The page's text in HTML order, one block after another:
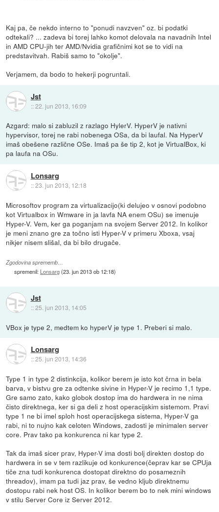
Kaj pa, če nekdo interno to "ponudi navzven" oz. bi podatki
odtekali? ... zadeva bi torej lahko komot delovala na navadnih Intel
in AMD CPU-jih ter AMD/Nvidia grafičnimi kot se to vidi na
predstavitvah. Rabiš samo to "okolje".
Verjamem, da bodo to hekerji pogruntali.
Jst
::22. jun 2013, 16:09
Azgard: malo si zabluzil z razlago HylerV. HyperV je nativni
hypervisor, torej ne rabi nobenega OSa, da bi laufal. Na HyperV
imaš obešene različne OSe. Imaš pa še tip 2, kot je VirtualBox, ki
pa laufa na OSu.
Lonsarg
::23. jun 2013, 12:18
Microsoftov program za virtualizacijo(ki delujeo v osnovi podobno
kot Virtualbox in Wmware in ja lavfa NA enem OSu) se imenuje
Hyper-V. Vem, ker ga poganjam na svojem Server 2012. In kolikor
je meni znano gre za točno isti Hyper-V v primeru Xboxa, vsaj
nikjer nisem slišal, da bi bilo drugače.
Zgodovina sprememb…
spremenil: Lonsarg(23. jun 2013 ob 12:18)
Jst
::25. jun 2013, 14:05
VBox je type 2, medtem ko hyperV je type 1. Preberi si malo.
Lonsarg
::25. jun 2013, 14:36
Type 1 in type 2 distinkcija, kolikor berem je isto kot črna in bela
barva, v bistvu gre za odtenke sivine in Hyper-V je recimo 1,1 type.
Gre samo zato, kako globok dostop ima do hardwera in ne nima
čisto direktnega, ker si ga deli z host operacijskim sistemom. Pravi
type 1 ne bi imel sploh host operacijskega sistema, Hyper-V ga
rabi, ni to nujno kak celoten Windows, zadosti je minimalen server
core. Prav tako pa konkurenca ni kar type 2.
Tak da imaš sicer prav, Hyper-V ima dosti bolj direkten dostop do
hardwera in se v tem razlikuje od konkurence(čeprav kar se CPUja
tiče zna tudi konkurenca dostopat direktno do posameznih
threadov), imam pa tudi jaz prav, še vedno kljub direktnemu
dostopu rabi nek host OS. In kolikor berem bo to nek mini windows
v stilu Server Core iz Server 2012.